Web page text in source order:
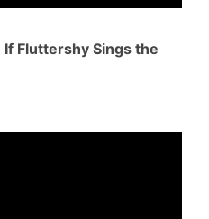
If Fluttershy Sings the